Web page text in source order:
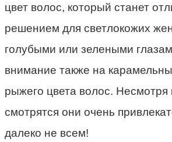
цвет волос, который станет
решением для светлокожих
голубыми или зелеными
внимание также на
рыжего цвета волос. Несмотря
смотрятся они очень
далеко не всем!